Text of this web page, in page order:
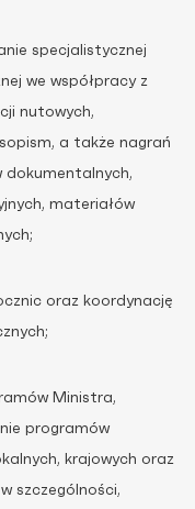
specjalistycznej
we współpracy z
nutowych,
a także nagrań
dokumentalnych,
materiałów
oraz koordynację
Ministra,
programów
krajowych oraz
szczególności,